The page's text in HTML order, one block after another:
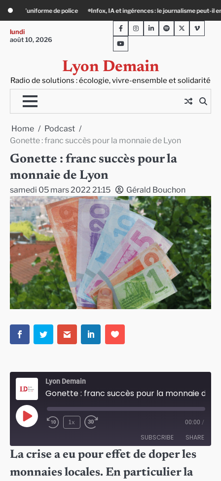
content
: le journalisme peut-il encore lutter ? Précarité, canicule,
lundi
août 10, 2026
Lyon Demain
Radio de solutions : écologie, vivre-ensemble et solidarité
FacebookInstagram
LinkedInSpotifyTwitterViméo
Youtube
Home
Podcast
Gonette : franc succès pour la monnaie de Lyon
Gonette : franc succès pour la
monnaie de Lyon
samedi 05 mars 2022 21:15 Gérald Bouchon
Lyon Demain
Play
1x 00:00 /
SUBSCRIBE SHARE
RSS FEED
La crise a eu pour effet de doper les
monnaies locales. En particulier la